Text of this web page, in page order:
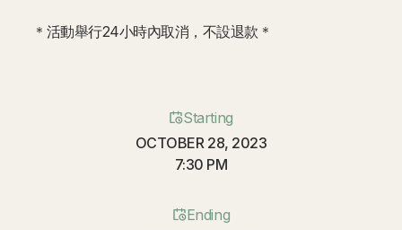
＊活動舉行24小時內取消，不設退款＊
Starting
OCTOBER 28, 2023
7:30 PM
Ending